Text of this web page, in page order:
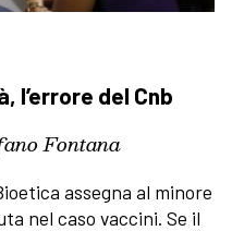
l’errore del Cnb
Fontana
assegna al minore
nel caso vaccini. Se il